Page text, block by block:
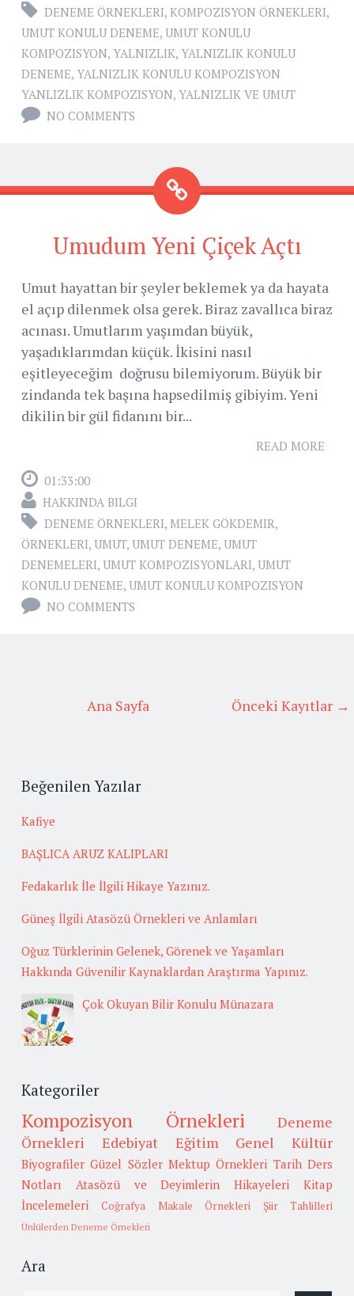
DENEME ÖRNEKLERI, KOMPOZISYON ÖRNEKLERI,
UMUT KONULU DENEME, UMUT KONULU
KOMPOZISYON, YALNIZLIK, YALNIZLIK KONULU
DENEME, YALNIZLIK KONULU KOMPOZISYON
YANLIZLIK KOMPOZISYON, YALNIZLIK VE UMUT
NO COMMENTS
Umudum Yeni Çiçek Açtı
Umut hayattan bir şeyler beklemek ya da hayata
el açıp dilenmek olsa gerek. Biraz zavallıca biraz
acınası. Umutlarım yaşımdan büyük,
yaşadıklarımdan küçük. İkisini nasıl
eşitleyeceğim doğrusu bilemiyorum. Büyük bir
zindanda tek başına hapsedilmiş gibiyim. Yeni
dikilin bir gül fidanını bir...
READ MORE
01:33:00
HAKKINDA BILGI
DENEME ÖRNEKLERI, MELEK GÖKDEMIR,
ÖRNEKLERI, UMUT, UMUT DENEME, UMUT
DENEMELERI, UMUT KOMPOZISYONLARI, UMUT
KONULU DENEME, UMUT KONULU KOMPOZISYON
NO COMMENTS
Önceki Kayıtlar →
Ana Sayfa
Beğenilen Yazılar
Kafiye
BAŞLICA ARUZ KALIPLARI
Fedakarlık İle İlgili Hikaye Yazınız.
Güneş İlgili Atasözü Örnekleri ve Anlamları
Oğuz Türklerinin Gelenek, Görenek ve Yaşamları
Hakkında Güvenilir Kaynaklardan Araştırma Yapınız.
Çok Okuyan Bilir Konulu Münazara
Kategoriler
Kompozisyon Örnekleri
Deneme
Örnekleri
Edebiyat Eğitim Genel Kültür
Biyografiler Güzel Sözler Mektup Örnekleri Tarih Ders
Notları
Atasözü ve Deyimlerin Hikayeleri
Kitap
İncelemeleri
Coğrafya Makale Örnekleri Şiir Tahlilleri
Ünlülerden Deneme Örnekleri
Ara